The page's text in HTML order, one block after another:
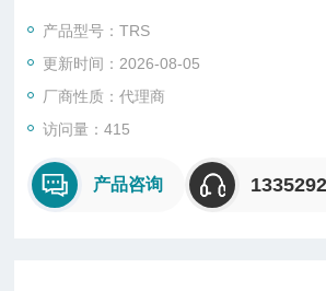
传感器可以应用在制造粘度计，电动（气动
它具有精度高，频响快，可靠性好，寿命长
Transducer Techniques TRS反作用扭矩传
电机支架、泵支架及机器支架中的反作用力
产品型号：TRS
更新时间：2026-08-05
厂商性质：代理商
访问量：415
产品咨询